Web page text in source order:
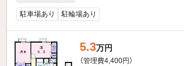
駐車場あり 駐輪場あり
5.3万円
（管理費4,400円）